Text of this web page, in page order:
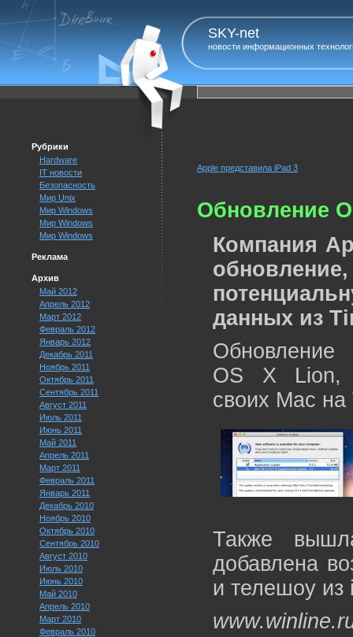
SKY-net
новости информационных
Рубрики
Hardware
IT новости
Безопасность
Мир Unix
Мир Windows
Мир Windows
Мир Windows
Реклама
Архив
Май 2012
Апрель 2012
Март 2012
Февраль 2012
Январь 2012
Декабрь 2011
Ноябрь 2011
Октябрь 2011
Сентябрь 2011
Август 2011
Июль 2011
Июнь 2011
Май 2011
Апрель 2011
Март 2011
Февраль 2011
Январь 2011
Декабрь 2010
Ноябрь 2010
Октябрь 2010
Сентябрь 2010
Август 2010
Июль 2010
Июнь 2010
Май 2010
Апрель 2010
Март 2010
Февраль 2010
Apple представила iPad 3
Обновление
Компания
данных из
Обновление
OS X Lion,
своих Mac
Также
добавлена
и телешоу